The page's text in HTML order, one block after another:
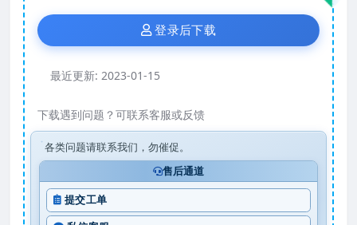
登录后下载
最近更新: 2023-01-15
下载遇到问题？可联系客服或反馈
各类问题请联系我们，勿催促。
售后通道
提交工单